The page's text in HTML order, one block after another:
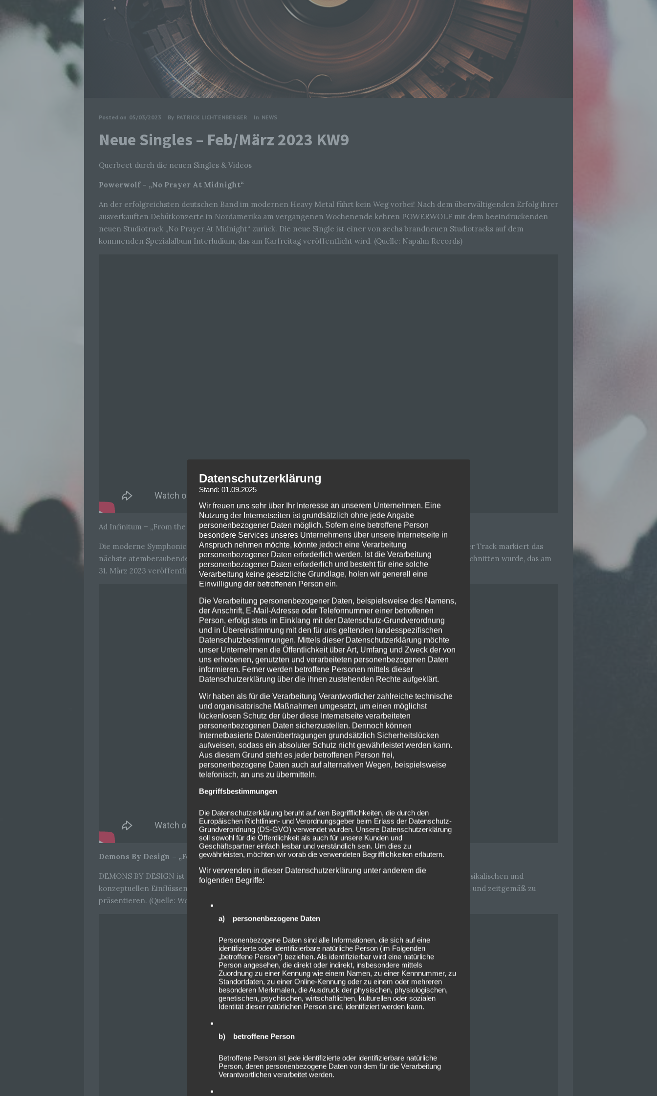
Posted on 05/03/2023 By PATRICK LICHTENBERGER In NEWS
Neue Singles – Feb/März 2023 KW9
Querbeet durch die neuen Singles & Videos
Powerwolf – „No Prayer At Midnight“
An der erfolgreichsten deutschen Band im modernen Heavy Metal führt kein Weg vorbei! Nach dem überwältigenden Erfolg ihrer
ausverkauften Debütkonzerte in Nordamerika am vergangenen Wochenende kehren POWERWOLF mit dem beeindruckenden
neuen Studiotrack „No Prayer At Midnight“ zurück. Die neue Single ist einer von sechs brandneuen Studiotracks auf dem
kommenden Spezialalbum Interludium, das am Karfreitag veröffentlicht wird. (Quelle: Napalm Records)
Ad Infinitum – „From the Ashes“
Die moderne Symphonic Metal Band AD INFINITUM lockt mit ihrer neuesten Single „From The Ashes“. Der Track markiert das
nächste atemberaubende Angebot, das aus ihrem kommenden dritten Album „Chapter III – Downfall“ geschnitten wurde, das am
31. März 2023 veröffentlicht werden soll. (Quelle: Napalm Records)
Demons By Design – „Feed Me Like A Drug (Feat. Kirsten Jørgensen)“
DEMONS BY DESIGN ist das Nebenprojekt von Colin Emery (PERFECT NME). Inspiriert von früheren musikalischen und
konzeptuellen Einflüssen versucht es, diese verschiedenen Elemente auf neue Weise neu zu kombinieren und zeitgemäß zu
präsentieren. (Quelle: WormHoleDeath)
Datenschutzerklärung
Stand: 01.09.2025
Wir freuen uns sehr über Ihr Interesse an unserem Unternehmen. Eine
Nutzung der Internetseiten ist grundsätzlich ohne jede Angabe
personenbezogener Daten möglich. Sofern eine betroffene Person
besondere Services unseres Unternehmens über unsere Internetseite in
Anspruch nehmen möchte, könnte jedoch eine Verarbeitung
personenbezogener Daten erforderlich werden. Ist die Verarbeitung
personenbezogener Daten erforderlich und besteht für eine solche
Verarbeitung keine gesetzliche Grundlage, holen wir generell eine
Einwilligung der betroffenen Person ein.
Die Verarbeitung personenbezogener Daten, beispielsweise des Namens,
der Anschrift, E-Mail-Adresse oder Telefonnummer einer betroffenen
Person, erfolgt stets im Einklang mit der Datenschutz-Grundverordnung
und in Übereinstimmung mit den für uns geltenden landesspezifischen
Datenschutzbestimmungen. Mittels dieser Datenschutzerklärung möchte
unser Unternehmen die Öffentlichkeit über Art, Umfang und Zweck der von
uns erhobenen, genutzten und verarbeiteten personenbezogenen Daten
informieren. Ferner werden betroffene Personen mittels dieser
Datenschutzerklärung über die ihnen zustehenden Rechte aufgeklärt.
Wir haben als für die Verarbeitung Verantwortlicher zahlreiche technische
und organisatorische Maßnahmen umgesetzt, um einen möglichst
lückenlosen Schutz der über diese Internetseite verarbeiteten
personenbezogenen Daten sicherzustellen. Dennoch können
Internetbasierte Datenübertragungen grundsätzlich Sicherheitslücken
aufweisen, sodass ein absoluter Schutz nicht gewährleistet werden kann.
Aus diesem Grund steht es jeder betroffenen Person frei,
personenbezogene Daten auch auf alternativen Wegen, beispielsweise
telefonisch, an uns zu übermitteln.
Begriffsbestimmungen
Die Datenschutzerklärung beruht auf den Begrifflichkeiten, die durch den
Europäischen Richtlinien- und Verordnungsgeber beim Erlass der Datenschutz-
Grundverordnung (DS-GVO) verwendet wurden. Unsere Datenschutzerklärung
soll sowohl für die Öffentlichkeit als auch für unsere Kunden und
Geschäftspartner einfach lesbar und verständlich sein. Um dies zu
gewährleisten, möchten wir vorab die verwendeten Begrifflichkeiten erläutern.
Wir verwenden in dieser Datenschutzerklärung unter anderem die
folgenden Begriffe:
a) personenbezogene Daten
Personenbezogene Daten sind alle Informationen, die sich auf eine
identifizierte oder identifizierbare natürliche Person (im Folgenden
„betroffene Person") beziehen. Als identifizierbar wird eine natürliche
Person angesehen, die direkt oder indirekt, insbesondere mittels
Zuordnung zu einer Kennung wie einem Namen, zu einer Kennnummer, zu
Standortdaten, zu einer Online-Kennung oder zu einem oder mehreren
besonderen Merkmalen, die Ausdruck der physischen, physiologischen,
genetischen, psychischen, wirtschaftlichen, kulturellen oder sozialen
Identität dieser natürlichen Person sind, identifiziert werden kann.
b) betroffene Person
Betroffene Person ist jede identifizierte oder identifizierbare natürliche
Person, deren personenbezogene Daten von dem für die Verarbeitung
Verantwortlichen verarbeitet werden.